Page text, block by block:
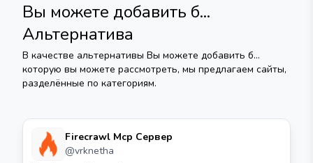
Вы можете добавить б...
Альтернатива
В качестве альтернативы Вы можете добавить б...
которую вы можете рассмотреть, мы предлагаем сайты,
разделённые по категориям.
Firecrawl Mcp Сервер
@vrknetha